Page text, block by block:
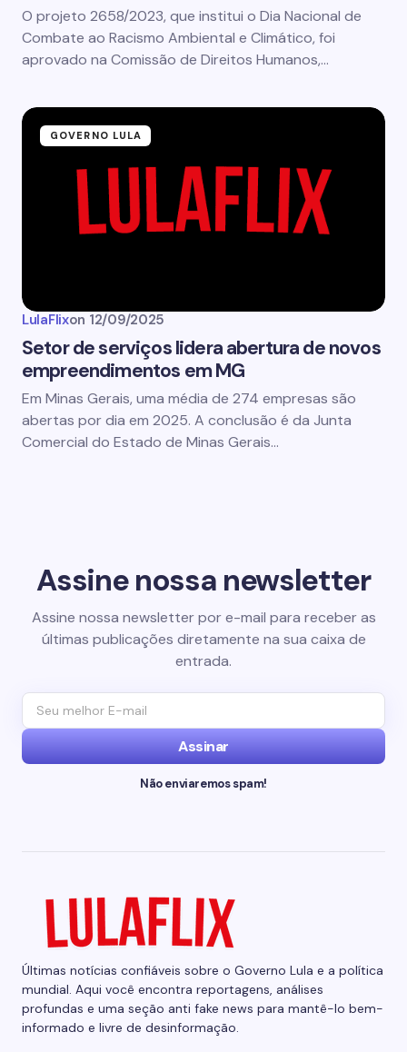
O projeto 2658/2023, que institui o Dia Nacional de
Combate ao Racismo Ambiental e Climático, foi
aprovado na Comissão de Direitos Humanos,…
GOVERNO LULA
LulaFlixon 12/09/2025
Setor de serviços lidera abertura de novos
empreendimentos em MG
Em Minas Gerais, uma média de 274 empresas são
abertas por dia em 2025. A conclusão é da Junta
Comercial do Estado de Minas Gerais…
Assine nossa newsletter
Assine nossa newsletter por e-mail para receber as
últimas publicações diretamente na sua caixa de
entrada.
Assinar
Não enviaremos spam!
Últimas notícias confiáveis sobre o Governo Lula e a política
mundial. Aqui você encontra reportagens, análises
profundas e uma seção anti fake news para mantê-lo bem-
informado e livre de desinformação.